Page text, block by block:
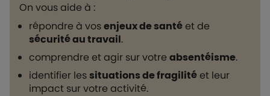
On vous aide à :
répondre à vosenjeux de santéet de
sécurité au travail.
comprendre et agir sur votre absentéisme.
identifier lessituations de fragilitéet leur
impact sur votre activité.